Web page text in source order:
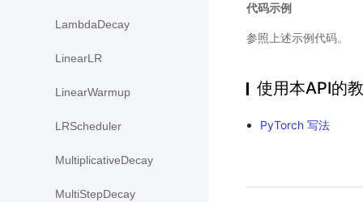
LambdaDecay
LinearLR
LinearWarmup
LRScheduler
MultiplicativeDecay
MultiStepDecay
代码示例
参照上述示例代码。
使用本API的
PyTorch 写法